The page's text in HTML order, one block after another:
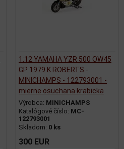
1:12 YAMAHA YZR 500 OW45
GP 1979 K.ROBERTS -
MINICHAMPS - 122793001 -
mierne osuchana krabicka
Výrobca: MINICHAMPS
Katalógové číslo: MC-
122793001
Skladom: 0 ks
300 EUR